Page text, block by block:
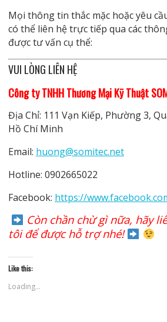
Mọi thông tin thắc mặc hoặc yêu
có thể liên hệ trực tiếp qua các
được tư vấn cụ thể:
VUI LÒNG LIÊN HỆ
Công ty TNHH Thương Mại Kỹ Thuật
Địa Chỉ: 111 Vạn Kiếp, Phường 3,
Hồ Chí Minh
Email: huong@somitec.net
Hotline: 0902665022
Facebook: https://
Còn chần chừ gì nữa, hãy
tôi để được hỗ trợ nhé!
Like this:
Loading...